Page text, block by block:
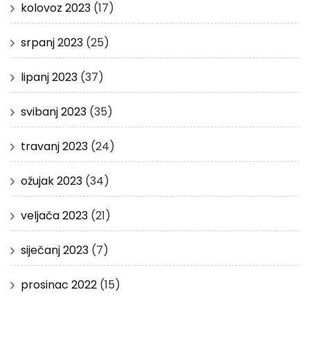
kolovoz 2023 (17)
srpanj 2023 (25)
lipanj 2023 (37)
svibanj 2023 (35)
travanj 2023 (24)
ožujak 2023 (34)
veljača 2023 (21)
siječanj 2023 (7)
prosinac 2022 (15)